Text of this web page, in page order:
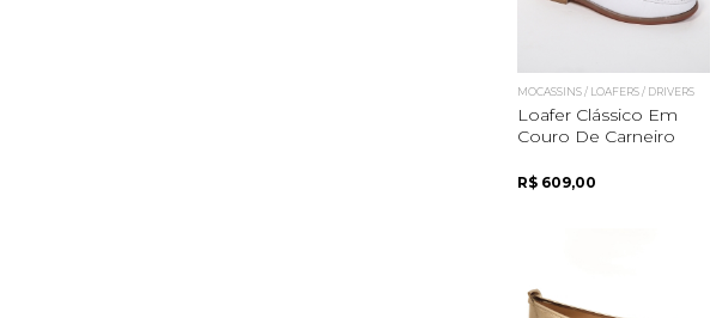
MOCASSINS / LOAFERS / DRIVERS
Loafer Clássico Em
Couro De Carneiro
R$ 609,00